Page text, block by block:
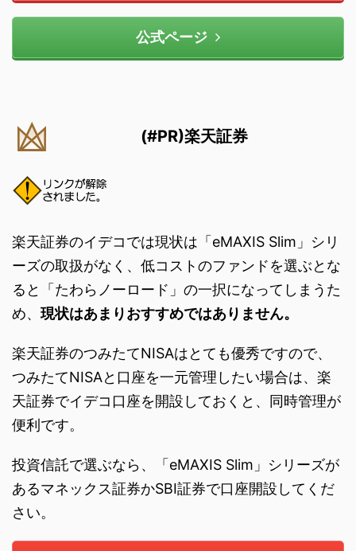
公式ページ
(#PR)楽天証券
楽天証券のイデコでは現状は「eMAXIS Slim」シリ
ーズの取扱がなく、低コストのファンドを選ぶとな
ると「たわらノーロード」の一択になってしまうた
め、 現状はあまりおすすめではありません。
楽天証券のつみたてNISAはとても優秀ですので、
つみたてNISAと口座を一元管理したい場合は、楽
天証券でイデコ口座を開設しておくと、同時管理が
便利です。
投資信託で選ぶなら、「eMAXIS Slim」シリーズが
あるマネックス証券かSBI証券で口座開設してくだ
さい。